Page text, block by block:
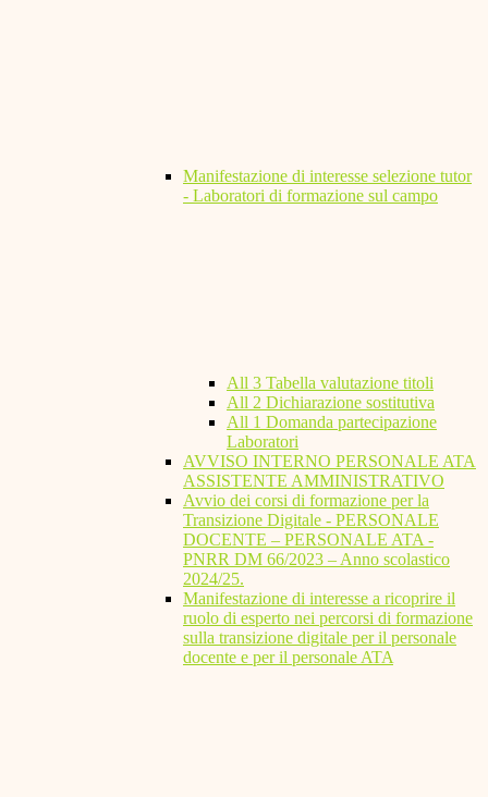
Manifestazione di interesse selezione tutor
- Laboratori di formazione sul campo
All 3 Tabella valutazione titoli
All 2 Dichiarazione sostitutiva
All 1 Domanda partecipazione
Laboratori
AVVISO INTERNO PERSONALE ATA
ASSISTENTE AMMINISTRATIVO
Avvio dei corsi di formazione per la
Transizione Digitale - PERSONALE
DOCENTE – PERSONALE ATA -
PNRR DM 66/2023 – Anno scolastico
2024/25.
Manifestazione di interesse a ricoprire il
ruolo di esperto nei percorsi di formazione
sulla transizione digitale per il personale
docente e per il personale ATA